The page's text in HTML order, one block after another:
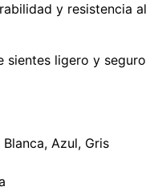
y resistencia al
sientes ligero y seguro
Azul, Gris